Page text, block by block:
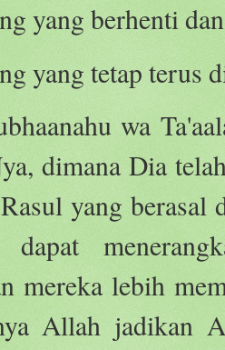
yang berhenti
yang tetap terus
wa
dimana Dia
yang berasal
dapat
mereka lebih
Allah jadikan